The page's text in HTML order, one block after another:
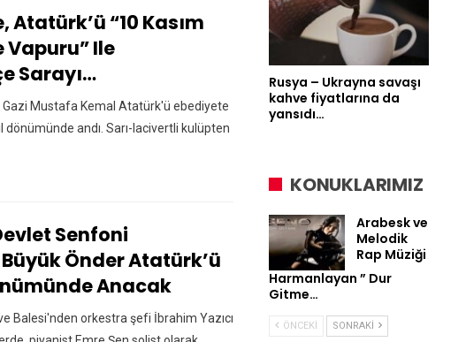
Atatürk’ü “10 Kasım
Vapuru” Ile
Sarayı…
Gazi Mustafa Kemal Atatürk'ü ebediyete
dönümünde andı. Sarı-lacivertli kulüpten
Senfoni
Önder Atatürk’ü
Anacak
Balesi'nden orkestra şefi İbrahim Yazıcı
Rusya – Ukrayna savaşı
kahve fiyatlarına da
yansıdı…
KONUKLARIMIZ
Arabesk ve
Melodik
Rap Müziği
Harmanlayan ” Dur
Gitme…
ÖNCEKI SONRAKI